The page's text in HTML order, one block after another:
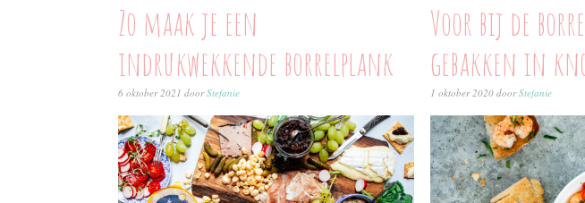
Zo maak je een
indrukwekkende borrelplank
6 oktober 2021 doorStefanie
Voor bij de
gebakken in
1 oktober 2020doorStefanie